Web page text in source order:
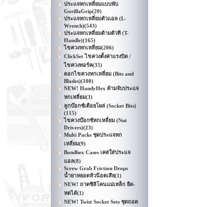
ประแจหกเหลี่ยมแบบพับ
GorillaGrip(20)
ประแจหกเหลี่ยมตัวแอล (L-
Wrench)(543)
ประแจหกเหลี่ยมด้ามตัวที (T-
Handle)(165)
ไขควงหกเหลี่ยม(206)
ClickSet ไขควงตั้งค่าแรงบิด /
ไขควงทอร์ค(35)
ดอกไขควงหกเหลี่ยม (Bits and
Blades)(100)
NEW! HandyHex ด้ามจับประแจ
หกเหลี่ยม(3)
ลูกบ๊อกซ์เดือยโผล่ (Socket Bits)
(115)
ไขควงบ๊อกซ์หกเหลี่ยม (Nut
Drivers)(23)
Multi Packs ชุดประแจหก
เหลี่ยม(9)
Bondhex Cases เคสใส่ประแจ
แอล(8)
Screw Grab Friction Drops
น้ำยาหยอดหัวน๊อตเสีย(1)
NEW! ถาดซิลิโคนแม่เหล็ก ยืด-
หดได้(1)
NEW! Twist Socket Sets ชุดถอด